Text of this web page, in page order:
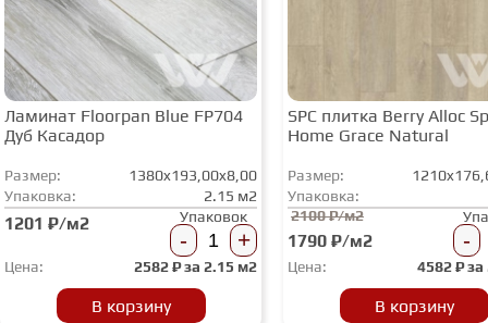
Ламинат Floorpan Blue FP704
Дуб Касадор
Размер:
1380x193,00x8,00
Упаковка:
2.15 м2
1201 ₽/м2 Упаковок
- +
Цена: 2582₽ за 2.15 м2
В корзину
SPC плитка Berry Alloc
Home Grace Natural
Размер:
Упаковка:
2100 ₽/м2
1790 ₽/м2 -
Цена: 4582₽ за
В корзину